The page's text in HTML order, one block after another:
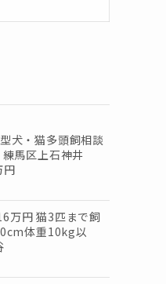
犬・猫多頭飼相談
馬区上石神井
円
万円 猫3匹まで飼
体重10kg以